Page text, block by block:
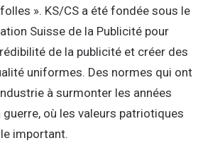
». KS/CS a été fondée sous le
Suisse de la Publicité pour
de la publicité et créer des
uniformes. Des normes qui ont
à surmonter les années
où les valeurs patriotiques
important.